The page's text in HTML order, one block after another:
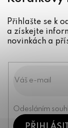
Přihlašte se k
a získejte
novinkách a
Odesláním